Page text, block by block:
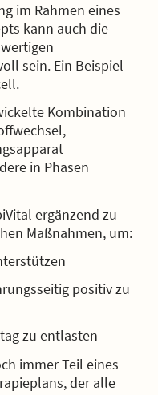
im Rahmen eines
kann auch die
sein. Ein Beispiel
Kombination
in Phasen
ergänzend zu
Maßnahmen, um:
positiv zu
zu entlasten
immer Teil eines
der alle